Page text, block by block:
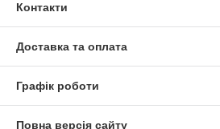
Контакти
Доставка та оплата
Графік роботи
Повна версія сайту